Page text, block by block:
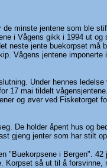
minste jentene som ble
i Vågens gikk i 1994 ut
neste jente buekorpset
Vågens jentene
Under hennes
17 mai tildelt
og øver ved Fisketorget
De holder åpent hus og
jenter som har stilt
"Buekorpsene i Bergen".
så ut til å forsvinne,